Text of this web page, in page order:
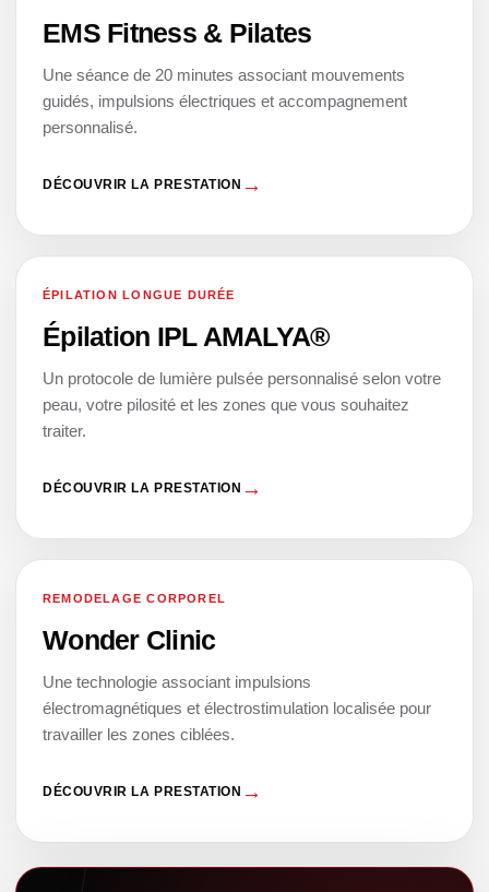
EMS Fitness & Pilates
Une séance de 20 minutes associant mouvements
guidés, impulsions électriques et accompagnement
personnalisé.
DÉCOUVRIR LA PRESTATION
05
ÉPILATION LONGUE DURÉE
Épilation IPL AMALYA®
Un protocole de lumière pulsée personnalisé selon votre
peau, votre pilosité et les zones que vous souhaitez
traiter.
DÉCOUVRIR LA PRESTATION
06
REMODELAGE CORPOREL
Wonder Clinic
Une technologie associant impulsions
électromagnétiques et électrostimulation localisée pour
travailler les zones ciblées.
DÉCOUVRIR LA PRESTATION